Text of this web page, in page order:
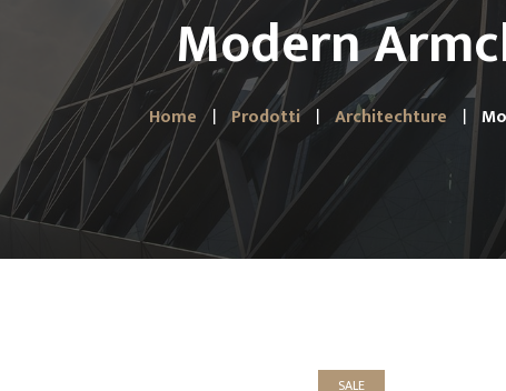
Modern
Home Prodotti Architechture
SALE